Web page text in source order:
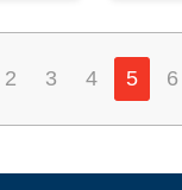
2 3 4 5 6